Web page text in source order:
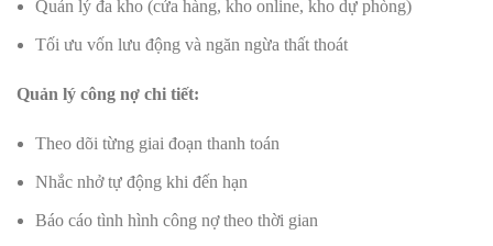
Quản lý đa kho (cửa hàng, kho online, kho dự phòng)
Tối ưu vốn lưu động và ngăn ngừa thất thoát
Quản lý công nợ chi tiết:
Theo dõi từng giai đoạn thanh toán
Nhắc nhở tự động khi đến hạn
Báo cáo tình hình công nợ theo thời gian